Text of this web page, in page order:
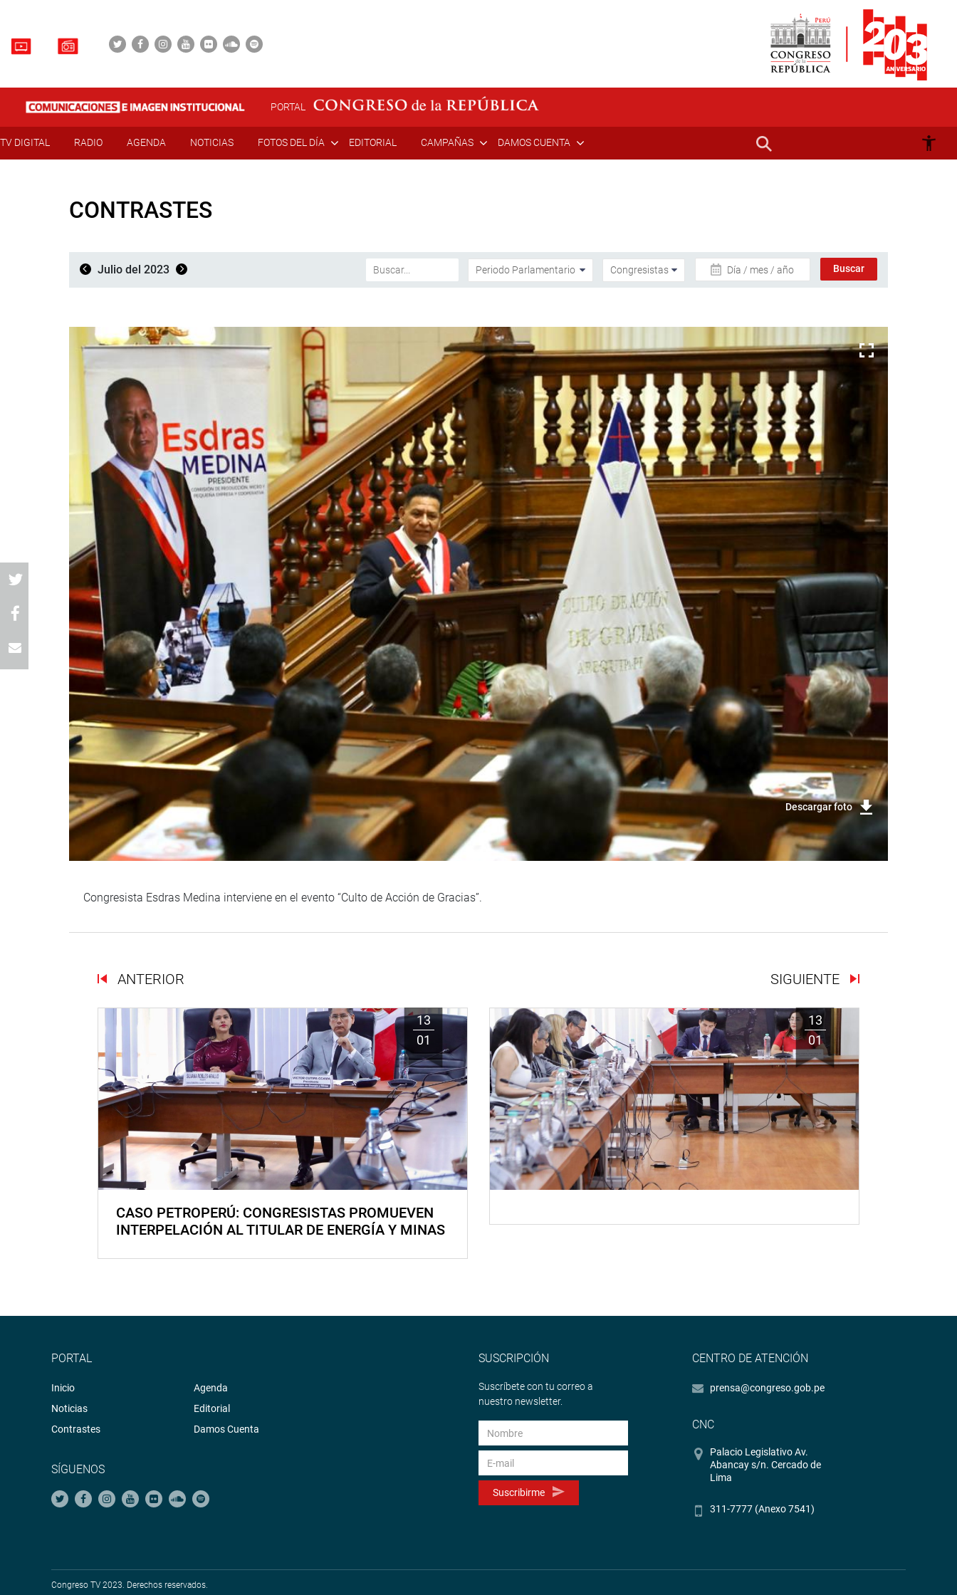
PORTAL
TV DIGITAL RADIO AGENDA NOTICIAS FOTOS DEL DÍA EDITORIAL CAMPAÑAS DAMOS CUENTA
CONTRASTES
Julio del 2023 Día / mes / año
Descargar foto
Congresista Esdras Medina interviene en el evento “Culto de Acción de Gracias”.
ANTERIOR SIGUIENTE
13
01
CASO PETROPERÚ: CONGRESISTAS PROMUEVEN
INTERPELACIÓN AL TITULAR DE ENERGÍA Y MINAS
13
01
PORTAL
Inicio
Noticias
Contrastes
Agenda
Editorial
Damos Cuenta
SÍGUENOS
SUSCRIPCIÓN
Suscríbete con tu correo a
nuestro newsletter.
Suscribirme
CENTRO DE ATENCIÓN
prensa@congreso.gob.pe
CNC
Palacio Legislativo Av.
Abancay s/n. Cercado de
Lima
311-7777 (Anexo 7541)
Congreso TV 2023. Derechos reservados.